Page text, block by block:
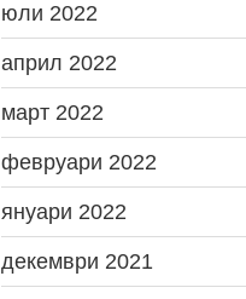
юли 2022
април 2022
март 2022
февруари 2022
януари 2022
декември 2021